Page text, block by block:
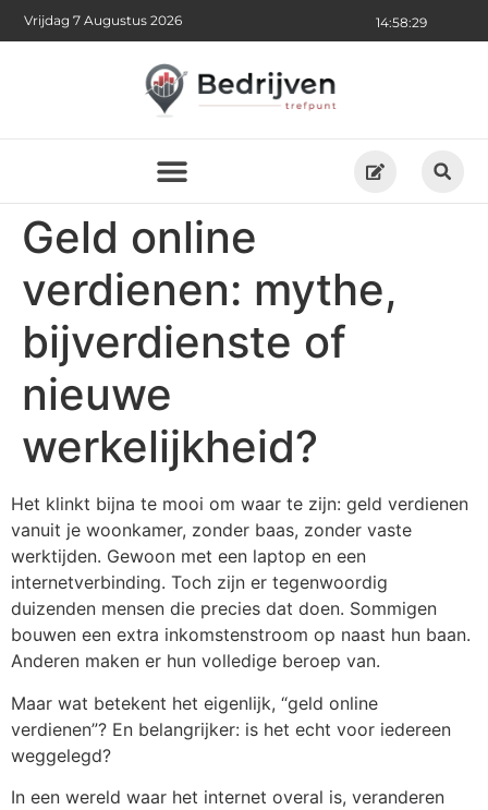
14:58:30
Vrijdag 7 Augustus 2026
Geld online
verdienen: mythe,
bijverdienste of
nieuwe
werkelijkheid?
Het klinkt bijna te mooi om waar te zijn: geld verdienen
vanuit je woonkamer, zonder baas, zonder vaste
werktijden. Gewoon met een laptop en een
internetverbinding. Toch zijn er tegenwoordig
duizenden mensen die precies dat doen. Sommigen
bouwen een extra inkomstenstroom op naast hun baan.
Anderen maken er hun volledige beroep van.
Maar wat betekent het eigenlijk, “geld online
verdienen”? En belangrijker: is het echt voor iedereen
weggelegd?
In een wereld waar het internet overal is, veranderen